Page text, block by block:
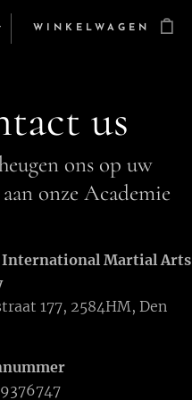
WINKELWAGEN
us
ons op uw
onze Academie
International Martial Arts
177, 2584HM, Den